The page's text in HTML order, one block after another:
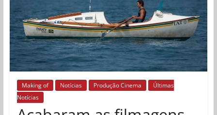
Making of Notícias Produção Cinema
Últimas
Notícias